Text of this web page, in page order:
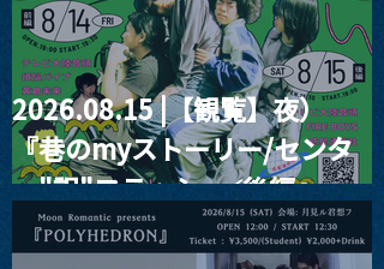
2026.08.15 |【観覧】夜）
『巷のmyストーリー/センタ
ー"訳"フラッシュ⚡️後編』